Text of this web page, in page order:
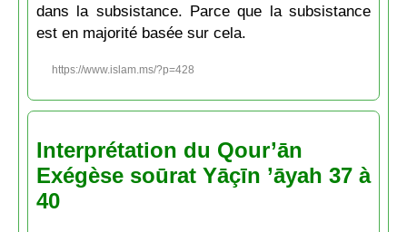
dans la subsistance. Parce que la subsistance
est en majorité basée sur cela.
https://www.islam.ms/?p=428
Interprétation du Qour’ān
Exégèse soūrat Yāçīn ’āyah 37 à
40